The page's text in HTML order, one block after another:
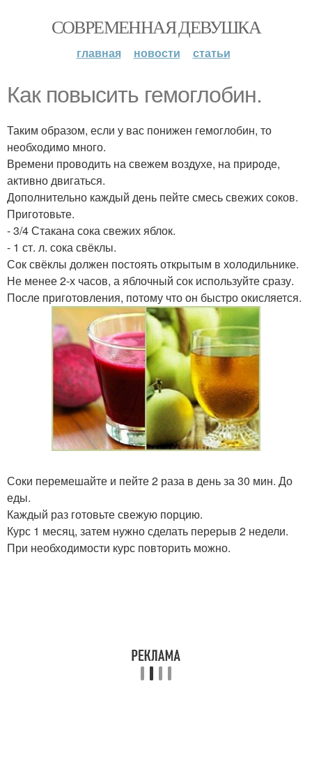
СОВРЕМЕННАЯ ДЕВУШКА
главная новости статьи
Как повысить гемоглобин.
Таким образом, если у вас понижен гемоглобин, то
необходимо много.
Времени проводить на свежем воздухе, на природе,
активно двигаться.
Дополнительно каждый день пейте смесь свежих соков.
Приготовьте.
- 3/4 Стакана сока свежих яблок.
- 1 ст. л. сока свёклы.
Сок свёклы должен постоять открытым в холодильнике.
Не менее 2-х часов, а яблочный сок используйте сразу.
После приготовления, потому что он быстро окисляется.
Соки перемешайте и пейте 2 раза в день за 30 мин. До
еды.
Каждый раз готовьте свежую порцию.
Курс 1 месяц, затем нужно сделать перерыв 2 недели.
При необходимости курс повторить можно.